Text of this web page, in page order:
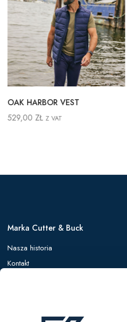
OAK HARBOR VEST
529,00 ZŁ Z VAT
Marka Cutter & Buck
Nasza historia
Kontakt